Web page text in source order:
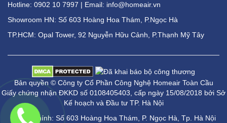
Hotline: 0902 10 7997 | Email: info@homeair.vn
Showroom HN: Số 603 Hoàng Hoa Thám, P.Ngọc Hà
TP.HCM: Opal Tower, 92 Nguyễn Hữu Cảnh, P.Thạnh Mỹ Tây
Bản quyền © Công ty Cổ Phần Công Nghệ Homeair Toàn Cầu
Giấy chứng nhận ĐKKD số 0108405403, cấp ngày 15/08/2018 bởi Sở
Kế hoạch và Đầu tư TP. Hà Nội
Trụ sở chính: Số 603 Hoàng Hoa Thám, P. Ngọc Hà, Tp. Hà Nội